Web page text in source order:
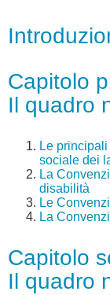
Capitolo
Il quadro
Le
sociale dei
La
disabilità
Le
La
Capitolo
Il quadro